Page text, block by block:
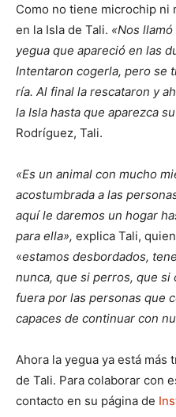
Como no tiene microchip ni
en la Isla de Tali. «Nos
yegua que apareció en las
Intentaron cogerla, pero se
ría. Al final la rescataron y
la Isla hasta que aparezca
Rodríguez, Tali.
«Es un animal con mucho
acostumbrada a las
aquí le daremos un hogar
para ella», explica Tali,
«estamos desbordados,
nunca, que si perros, que si
fuera por las personas que
capaces de continuar con
Ahora la yegua ya está más
de Tali. Para colaborar con
contacto en su página de